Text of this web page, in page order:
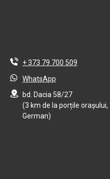
+ 373 79 700 509
WhatsApp
bd. Dacia 58/27
(3 km de la porțile
German)